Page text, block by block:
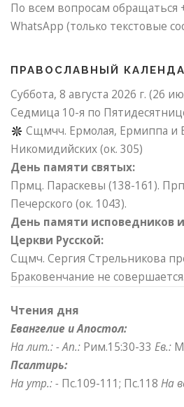
По всем вопросам обращаться
WhatsApp (только текстовые
ПРАВОСЛАВНЫЙ
Суббота, 8 августа 2026 г. (26
Седмица 10-я по
Сщмчч. Ермолая, Ермиппа и
Никомидийских (ок. 305)
День памяти святых:
Прмц. Параскевы (138-161).
Печерского (ок. 1043).
День памяти исповедников
Церкви Русской:
Сщмч. Сергия Стрельникова
Браковенчание не совершается.
Чтения дня
Евангелие и Апостол:
На лит.: -Ап.: Рим.15:30-33 Ев.:
Псалтирь:
На утр.: - Пс.109-111; Пс.118 На